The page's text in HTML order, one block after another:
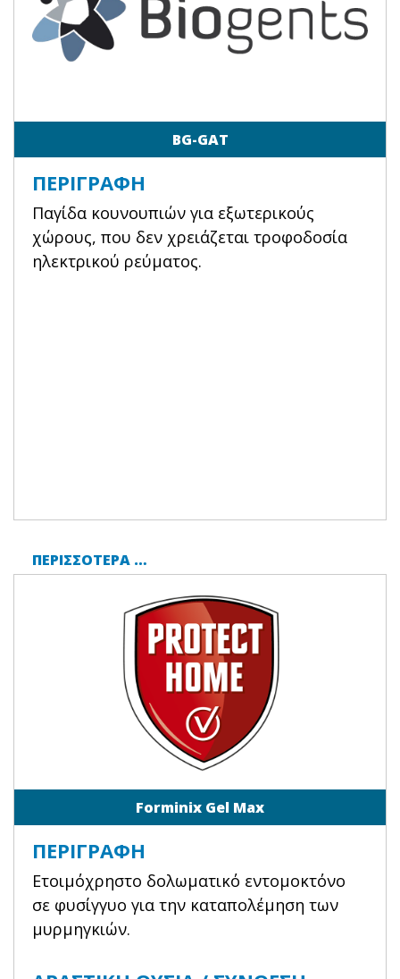
BG-GAT
ΠΕΡΙΓΡΑΦΉ
Παγίδα κουνουπιών για εξωτερικούς
χώρους, που δεν χρειάζεται τροφοδοσία
ηλεκτρικού ρεύματος.
ΠΕΡΙΣΣΌΤΕΡΑ …
Forminix Gel Max
ΠΕΡΙΓΡΑΦΉ
Ετοιμόχρηστο δολωματικό εντομοκτόνο
σε φυσίγγυο για την καταπολέμηση των
μυρμηγκιών.